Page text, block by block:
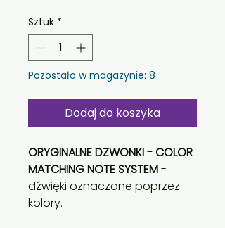
Sztuk *
Pozostało w magazynie: 8
Dodaj do koszyka
ORYGINALNE DZWONKI - COLOR
MATCHING NOTE SYSTEM-
dźwięki oznaczone poprzez
kolory.